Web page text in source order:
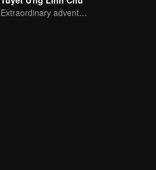
Extraordinary adventure, a teenager reborn from adversity.